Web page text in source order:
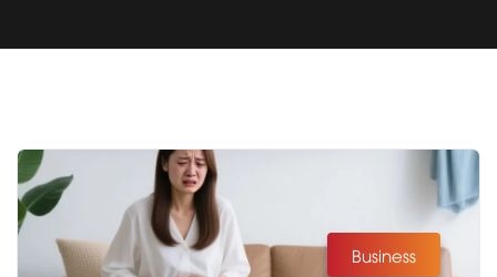
Business